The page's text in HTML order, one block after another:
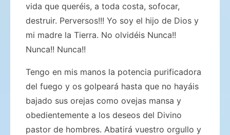
vida que queréis, a toda costa, sofocar,
destruir. Perversos!!! Yo soy el hijo de Dios y
mi madre la Tierra. No olvidéis Nunca!!
Nunca!! Nunca!!
Tengo en mis manos la potencia purificadora
del fuego y os golpeará hasta que no hayáis
bajado sus orejas como ovejas mansa y
obedientemente a los deseos del Divino
pastor de hombres. Abatirá vuestro orgullo y